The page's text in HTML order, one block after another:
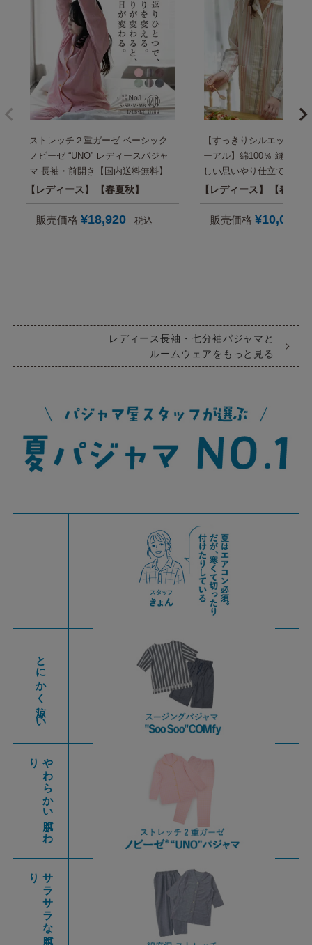
ストレッチ２重ガーゼ ベーシック
ノビーゼ “UNO” レディースパジャ
マ 長袖・前開き【国内送料無料】
レディース 春夏秋
販売価格 ¥18,920 税込
【すっきりシルエットに
ーアル】綿100％ 縫い代
しい思いやり仕立て モ
イプ 2重ガーゼ レディー
マ【国内送料無料】
レディース 春秋
販売価格 ¥10,000
レディース長袖・七分袖パジャマと
ルームウェアをもっと見る
とにかく涼しい
や
わ
ら
か
い
肌ざ
わ
り
サ
ラ
サ
ラ
な
肌ざ
わ
り